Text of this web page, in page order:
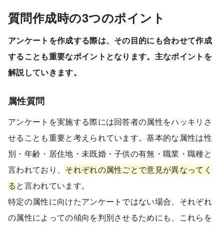
質問作成時の3つのポイント
アンケートを作成する際は、その目的にも合わせて作成
することも重要なポイントとなります。主なポイントを
解説していきます。
属性質問
アンケートを実施する際には回答者の属性をハッキリさ
せることも重要と考えられています。基本的な属性は性
別・年齢・居住地・未既婚・子供の有無・職業・職種と
言われており、 それぞれの属性ごとで意見が異なってく
ると言われています。
特定の属性に向けたアンケートではない場合、それぞれ
の属性によっての傾向を判別させるためにも、これらを